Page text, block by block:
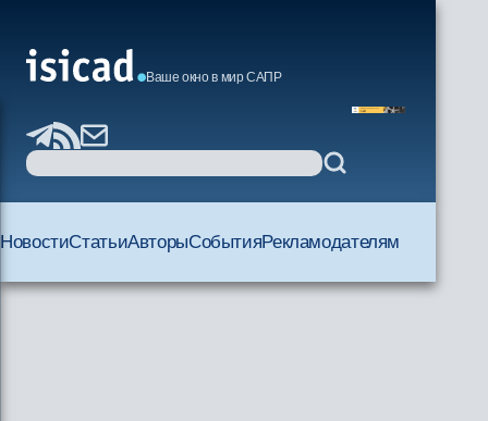
Ваше окно в мир САПР
НовостиСтатьиАвторыСобытияРекламодателям